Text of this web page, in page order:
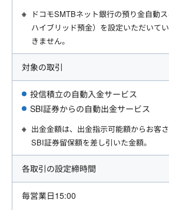
ドコモSMTBネット銀行の預り金自動
ハイブリッド預金）を設定いただいて
きません。
対象の取引
投信積立の自動入金サービス
SBI証券からの自動出金サービス
出金金額は、出金指示可能額からお客
SBI証券留保額を差し引いた金額。
各取引の設定締時間
毎営業日15:00